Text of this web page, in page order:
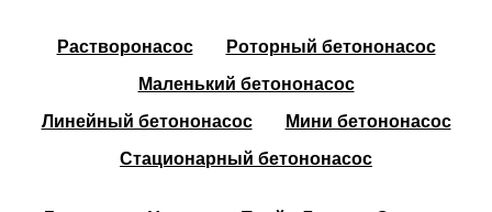
Растворонасос
Роторный бетононасос
Маленький бетононасос
Линейный бетононасос
Мини бетононасос
Стационарный бетононасос